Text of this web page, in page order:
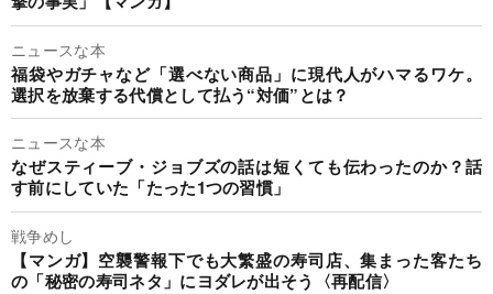
ニュースな本
福袋やガチャなど「選べない商品」に現代人がハマるワケ。
選択を放棄する代償として払う“対価”とは？
ニュースな本
なぜスティーブ・ジョブズの話は短くても伝わったのか？話
す前にしていた「たった1つの習慣」
戦争めし
【マンガ】空襲警報下でも大繁盛の寿司店、集まった客たち
の「秘密の寿司ネタ」にヨダレが出そう〈再配信〉